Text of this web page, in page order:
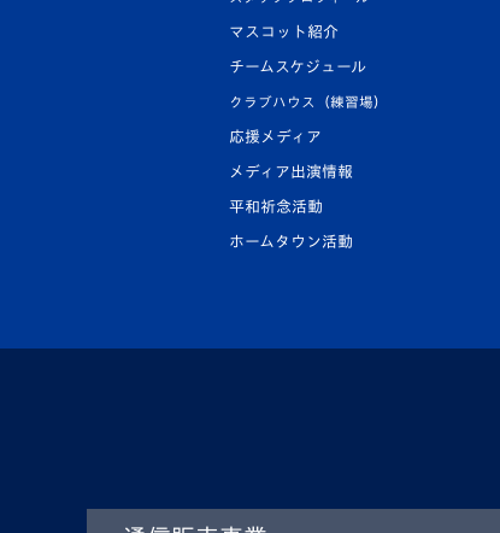
マスコット紹介
チームスケジュール
クラブハウス（練習場）
応援メディア
メディア出演情報
平和祈念活動
ホームタウン活動